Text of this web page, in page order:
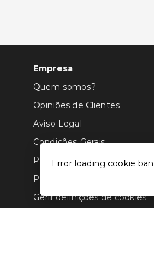
Empresa
Quem somos?
Opiniões de Clientes
Aviso Legal
Condições Gerais
Politica de Privacidade
Política de Cookies
Gerir definições de cookies
Error loading cookie